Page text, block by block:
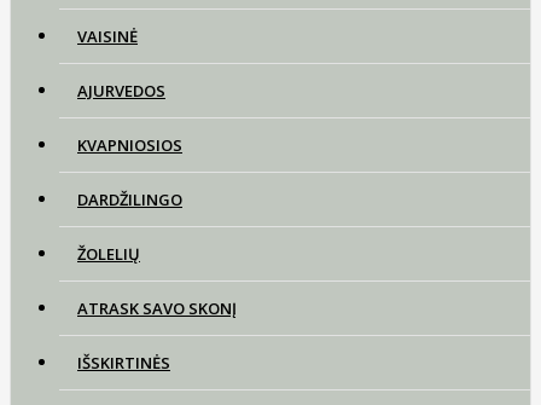
VAISINĖ
AJURVEDOS
KVAPNIOSIOS
DARDŽILINGO
ŽOLELIŲ
ATRASK SAVO SKONĮ
IŠSKIRTINĖS